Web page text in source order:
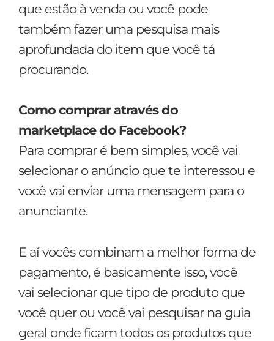
que estão à venda ou você pode
também fazer uma pesquisa mais
aprofundada do item que você tá
procurando.
Como comprar através do
marketplace do Facebook?
Para comprar é bem simples, você vai
selecionar o anúncio que te interessou e
você vai enviar uma mensagem para o
anunciante.
E aí vocês combinam a melhor forma de
pagamento, é basicamente isso, você
vai selecionar que tipo de produto que
você quer ou você vai pesquisar na guia
geral onde ficam todos os produtos que